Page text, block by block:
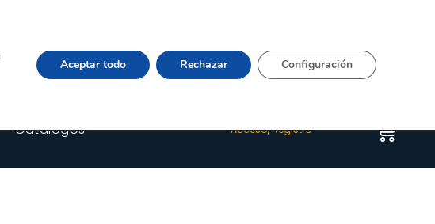
Quienes somos Happyblog Contacto
Catálogos Acceso/Registro
Aceptar todo Rechazar Configuración